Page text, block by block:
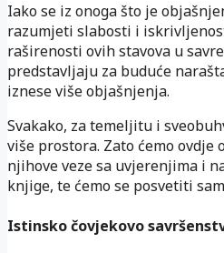
Iako se iz onoga što je
razumjeti slabosti i
raširenosti ovih stavova u
predstavljaju za buduće
iznese više objašnjenja.
Svakako, za temeljitu i
više prostora. Zato ćemo
njihove veze sa uvjerenjima i
knjige, te ćemo se posvetiti
Istinsko čovjekovo